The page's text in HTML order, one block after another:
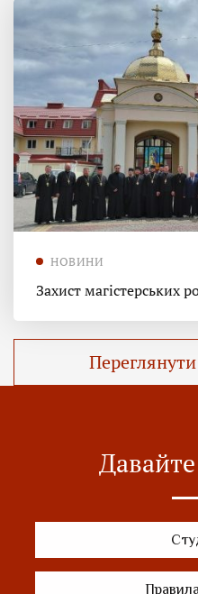
НОВИНИ
Захист магістерських